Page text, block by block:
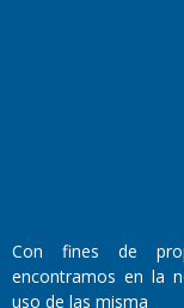
Domicilio Legal: José
Con fines de
encontramos en la
uso de las misma